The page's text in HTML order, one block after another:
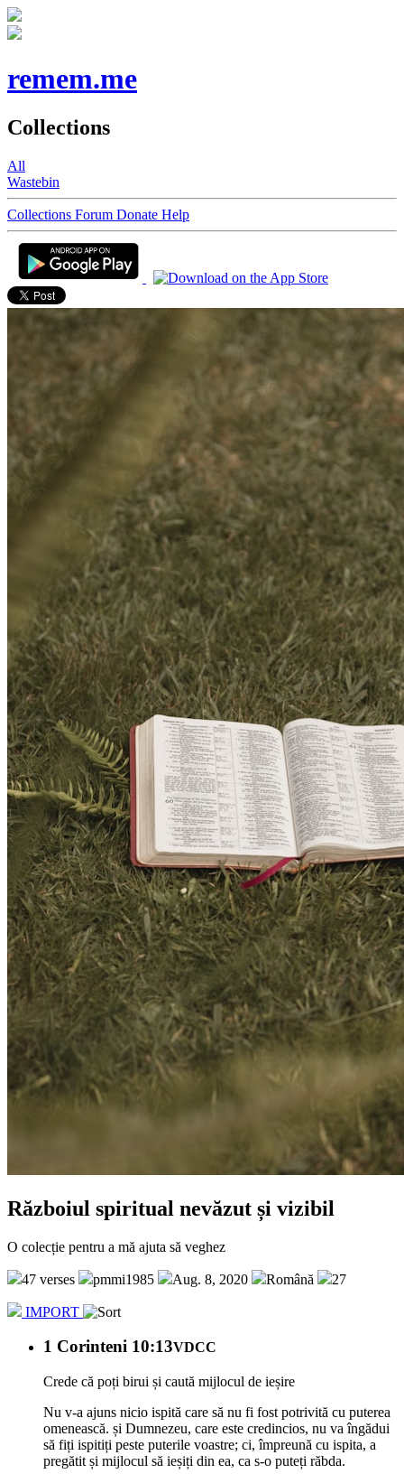
remem.me
Collections
All
Wastebin
Collections Forum Donate Help
Războiul spiritual nevăzut și vizibil
O colecție pentru a mă ajuta să veghez
47 verses pmmi1985 Aug. 8, 2020 Română 27
IMPORT
1 Corinteni 10:13VDCC
Crede că poți birui și caută mijlocul de ieșire
Nu v-a ajuns nicio ispită care să nu fi fost potrivită cu puterea
omenească. și Dumnezeu, care este credincios, nu va îngădui
să fiți ispitiți peste puterile voastre; ci, împreună cu ispita, a
pregătit și mijlocul să ieșiți din ea, ca s-o puteți răbda.